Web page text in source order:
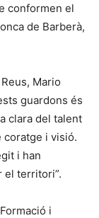
conformen el
de Barberà,
Mario
guardons és
clara del talent
coratge i visió.
i han
el territori”.
i